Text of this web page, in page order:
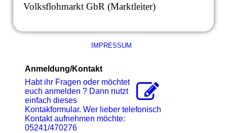
Volksflohmarkt GbR (Marktleiter)
IMPRESSUM
Anmeldung/Kontakt
Habt ihr Fragen oder möchtet
euch anmelden ? Dann nutzt
einfach dieses
Kontakformular. Wer lieber telefonisch
Kontakt aufnehmen möchte:
05241/470276